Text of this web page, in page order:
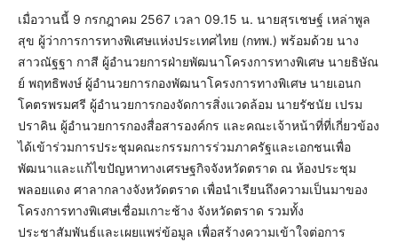
เมื่อวานนี้ 9 กรกฎาคม 2567 เวลา 09.15 น. นายสุรเชษฐ์ เหล่าพูล
สุข ผู้ว่าการการทางพิเศษแห่งประเทศไทย (กทพ.) พร้อมด้วย นาง
สาวณัฐฐา กาสี ผู้อำนวยการฝ่ายพัฒนาโครงการทางพิเศษ นายธิษัณ
ย์ พฤทธิพงษ์ ผู้อำนวยการกองพัฒนาโครงการทางพิเศษ นายเอนก
โคตรพรมศรี ผู้อำนวยการกองจัดการสิ่งแวดล้อม นายรัชนัย เปรม
ปราคิน ผู้อำนวยการกองสื่อสารองค์กร และคณะเจ้าหน้าที่ที่เกี่ยวข้อง
ได้เข้าร่วมการประชุมคณะกรรมการร่วมภาครัฐและเอกชนเพื่อ
พัฒนาและแก้ไขปัญหาทางเศรษฐกิจจังหวัดตราด ณ ห้องประชุม
พลอยแดง ศาลากลางจังหวัดตราด เพื่อนำเรียนถึงความเป็นมาของ
โครงการทางพิเศษเชื่อมเกาะช้าง จังหวัดตราด รวมทั้ง
ประชาสัมพันธ์และเผยแพร่ข้อมูล เพื่อสร้างความเข้าใจต่อการ